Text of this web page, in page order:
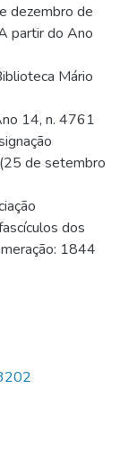
dezembro de
partir do Ano
Mário
14, n. 4761
de setembro
dos
1844